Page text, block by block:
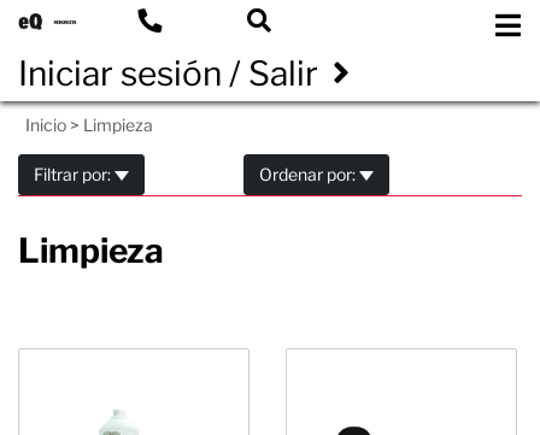
Iniciar sesión / Salir
Inicio > Limpieza
Filtrar por: Ordenar por:
Limpieza